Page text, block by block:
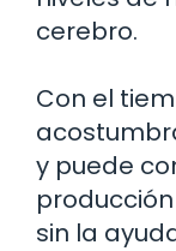
cerebro.
Con el
y puede
sin la